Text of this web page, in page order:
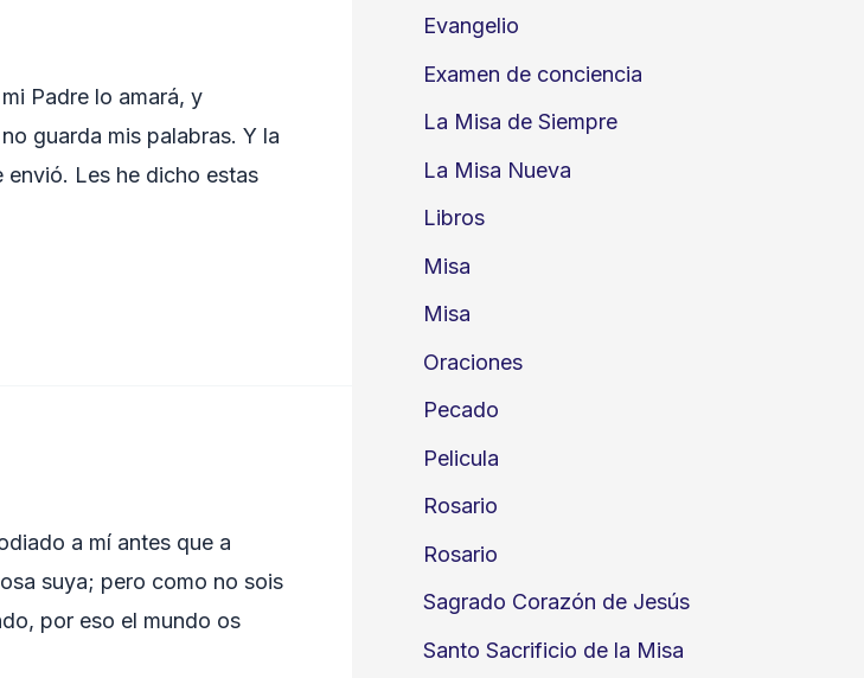
Padre lo amará, y
guarda mis palabras. Y la
envió. Les he dicho estas
a mí antes que a
suya; pero como no sois
por eso el mundo os
Evangelio
Examen de conciencia
La Misa de Siempre
La Misa Nueva
Libros
Misa
Misa
Oraciones
Pecado
Pelicula
Rosario
Rosario
Sagrado Corazón de Jesús
Santo Sacrificio de la Misa